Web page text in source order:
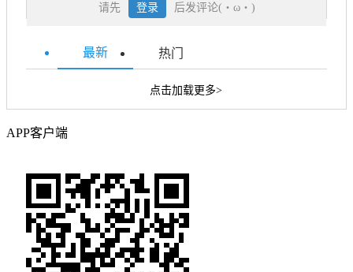
请先 登录 后发评论(・ω・)
最新 热门
点击加载更多>
APP客户端